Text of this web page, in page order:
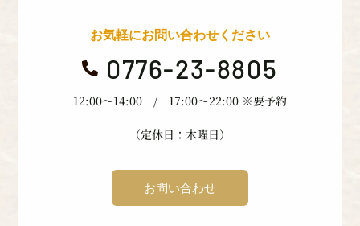
お気軽にお問い合わせください
 0776-23-8805
12:00〜14:00 / 17:00〜22:00 ※要予約
（定休日：木曜日）
お問い合わせ